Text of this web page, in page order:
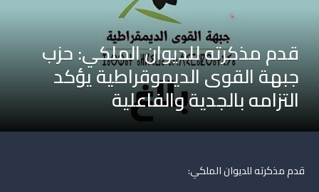
قدم مذكرته للديوان الملكي: حزب
جبهة القوى الديموقراطية يؤكد
التزامه بالجدية والفاعلية
قدم مذكرته للديوان الملكي: